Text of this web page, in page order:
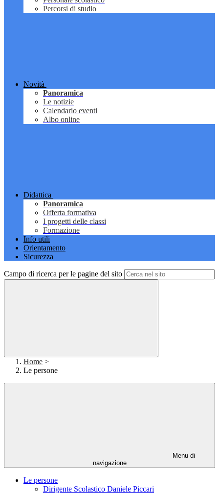
Percorsi di studio
Novità
Panoramica
Le notizie
Calendario eventi
Albo online
Didattica
Panoramica
Offerta formativa
I progetti delle classi
Formazione
Info utili
Orientamento
Sicurezza
Campo di ricerca per le pagine del sito
Home >
Le persone
Menu di
navigazione
Le persone
Dirigente Scolastico Daniele Piccari